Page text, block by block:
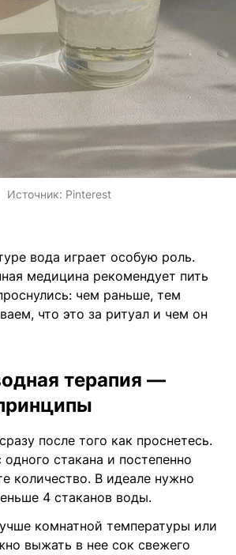
Источник: Pinterest
вода играет особую роль.
медицина рекомендует пить
чем раньше, тем
что это за ритуал и чем он
терапия —
после того как проснетесь.
одного стакана и постепенно
количество. В идеале нужно
4 стаканов воды.
комнатной температуры или
выжать в нее сок свежего